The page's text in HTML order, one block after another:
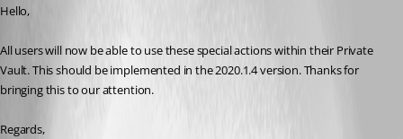
Hello,
All users will now be able to use these special actions within their Private
Vault. This should be implemented in the 2020.1.4 version. Thanks for
bringing this to our attention.
Regards,